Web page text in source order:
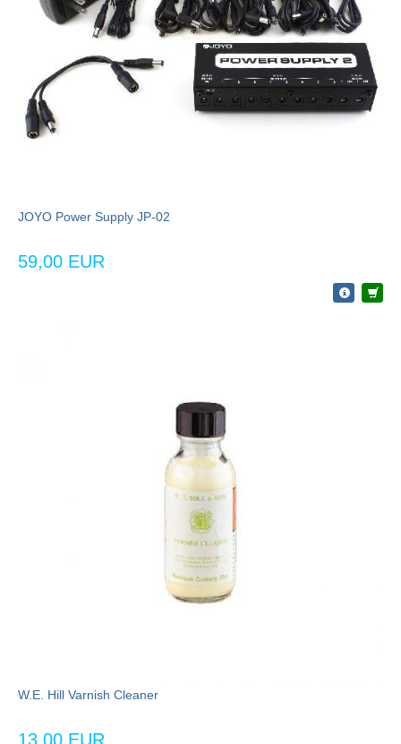
JOYO Power Supply JP-02
59,00 EUR
W.E. Hill Varnish Cleaner
13,00 EUR